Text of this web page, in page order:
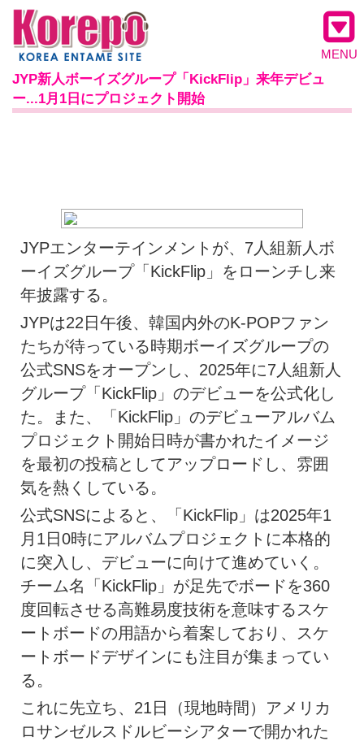
MENU
JYP新人ボーイズグループ「KickFlip」来年デビュ
ー...1月1日にプロジェクト開始
JYPエンターテインメントが、7人組新人ボ
ーイズグループ「KickFlip」をローンチし来
年披露する。
JYPは22日午後、韓国内外のK-POPファン
たちが待っている時期ボーイズグループの
公式SNSをオープンし、2025年に7人組新人
グループ「KickFlip」のデビューを公式化し
た。また、「KickFlip」のデビューアルバム
プロジェクト開始日時が書かれたイメージ
を最初の投稿としてアップロードし、雰囲
気を熱くしている。
公式SNSによると、「KickFlip」は2025年1
月1日0時にアルバムプロジェクトに本格的
に突入し、デビューに向けて進めていく。
チーム名「KickFlip」が足先でボードを360
度回転させる高難易度技術を意味するスケ
ートボードの用語から着案しており、スケ
ートボードデザインにも注目が集まってい
る。
これに先立ち、21日（現地時間）アメリカ
ロサンゼルスドルビーシアターで開かれた